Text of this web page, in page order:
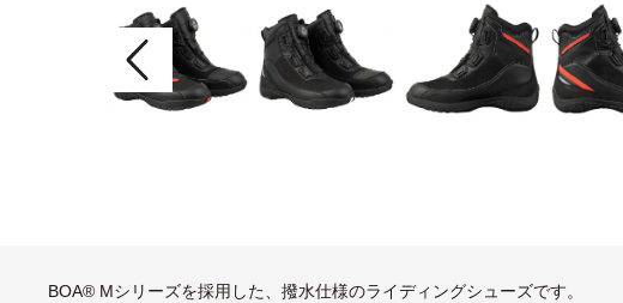
BOA® Mシリーズを採用した、撥水仕様のライディングシューズです。